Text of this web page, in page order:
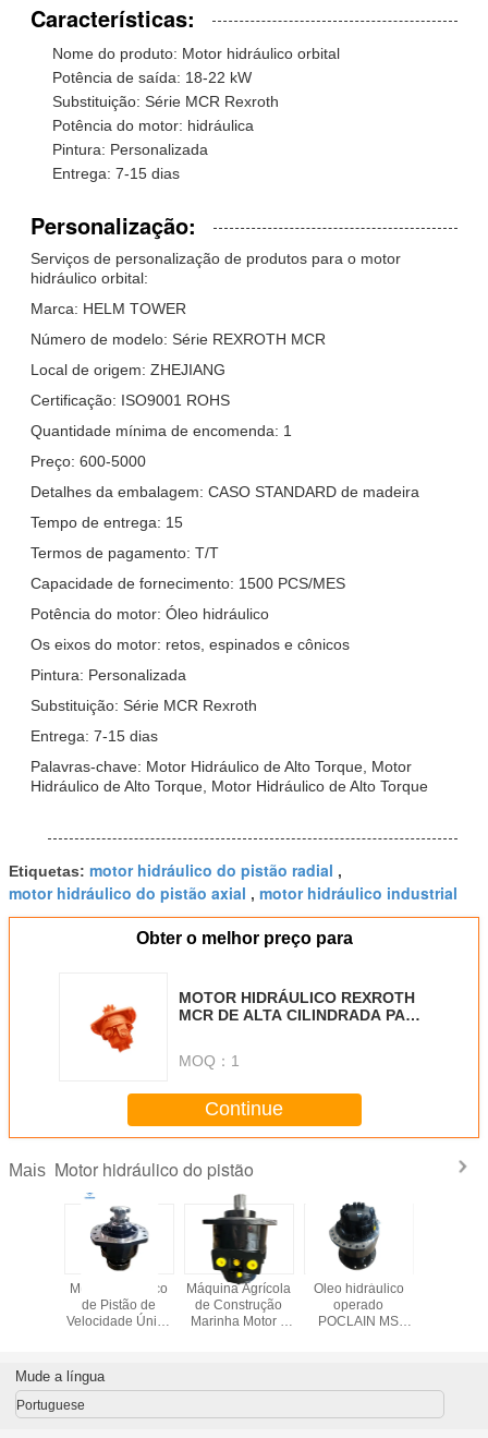
Características:
Nome do produto: Motor hidráulico orbital
Potência de saída: 18-22 kW
Substituição: Série MCR Rexroth
Potência do motor: hidráulica
Pintura: Personalizada
Entrega: 7-15 dias
Personalização:
Serviços de personalização de produtos para o motor
hidráulico orbital:
Marca: HELM TOWER
Número de modelo: Série REXROTH MCR
Local de origem: ZHEJIANG
Certificação: ISO9001 ROHS
Quantidade mínima de encomenda: 1
Preço: 600-5000
Detalhes da embalagem: CASO STANDARD de madeira
Tempo de entrega: 15
Termos de pagamento: T/T
Capacidade de fornecimento: 1500 PCS/MES
Potência do motor: Óleo hidráulico
Os eixos do motor: retos, espinados e cônicos
Pintura: Personalizada
Substituição: Série MCR Rexroth
Entrega: 7-15 dias
Palavras-chave: Motor Hidráulico de Alto Torque, Motor
Hidráulico de Alto Torque, Motor Hidráulico de Alto Torque
Etiquetas: motor hidráulico do pistão radial ,
motor hidráulico do pistão axial , motor hidráulico industrial
Obter o melhor preço para
MOTOR HIDRÁULICO REXROTH
MCR DE ALTA CILINDRADA PARA
MOQ： 1
Continue
Mais Motor hidráulico do pistão
Ideal
e
Motor Hidráulico
de Pistão de
Velocidade Única
Máquina Agrícola
de Construção
Marinha Motor a
Adequado para
Óleo hidráulico
operado
POCLAIN MS
Equipamento
para várias
Mude a língua
Portuguese